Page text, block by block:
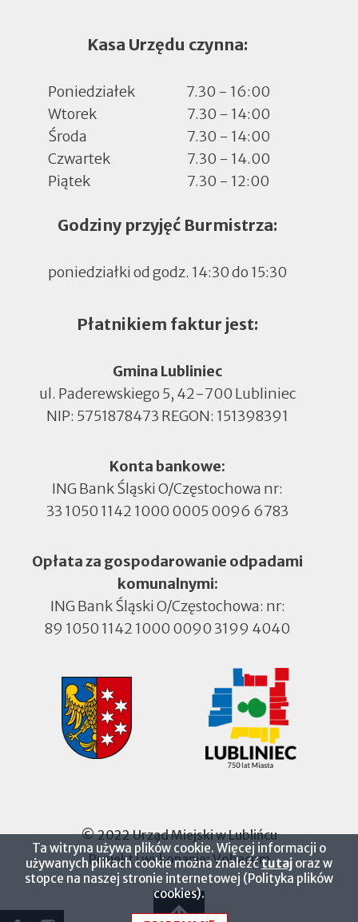
Kasa Urzędu czynna:
Poniedziałek
7.30 - 16:00
Wtorek
7.30 - 14:00
Środa
7.30 - 14:00
Czwartek
7.30 - 14.00
Piątek
7.30 - 12:00
Godziny przyjęć Burmistrza:
poniedziałki od godz. 14:30 do 15:30
Płatnikiem faktur jest:
Gmina Lubliniec
ul. Paderewskiego 5, 42-700 Lubliniec
NIP: 5751878473 REGON: 151398391
Konta bankowe:
ING Bank Śląski O/Częstochowa nr:
33 1050 1142 1000 0005 0096 6783
Opłata za gospodarowanie odpadami
komunalnymi:
ING Bank Śląski O/Częstochowa: nr:
89 1050 1142 1000 0090 3199 4040
© 2022 Urząd Miejski w Lublińcu
Projekt i wykonanie:VobacomOtworzy
się
w
Ta witryna używa plików cookie. Więcej informacji o
używanych plikach cookie można znaleźćtutaj oraz w
stopce na naszej stronie internetowej (Polityka plików
cookies).